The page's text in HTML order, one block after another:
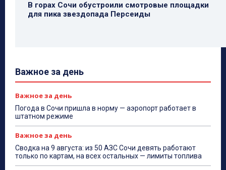
В горах Сочи обустроили смотровые площадки
для пика звездопада Персеиды
Важное за день
Важное за день
Погода в Сочи пришла в норму — аэропорт работает в
штатном режиме
Важное за день
Сводка на 9 августа: из 50 АЗС Сочи девять работают
только по картам, на всех остальных — лимиты топлива